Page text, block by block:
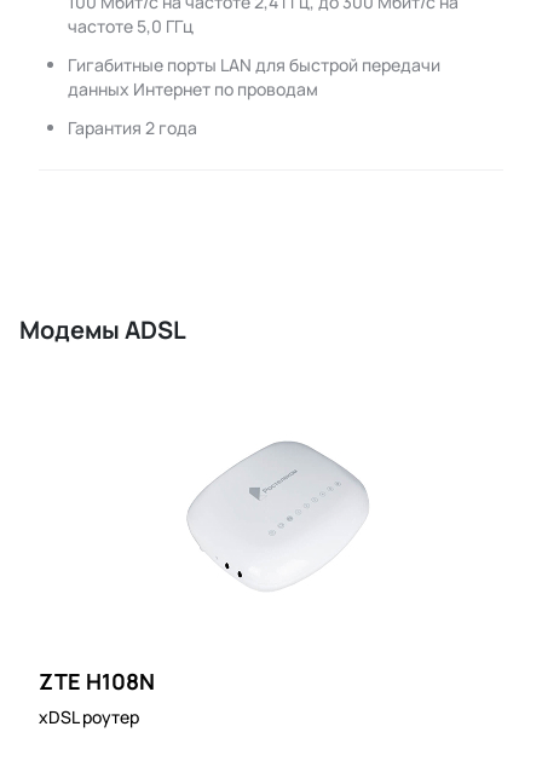
частоте 5,0 ГГц
Гигабитные порты LAN для быстрой передачи
данных Интернет по проводам
Гарантия 2 года
Модемы ADSL
ZTE H108N
xDSL роутер